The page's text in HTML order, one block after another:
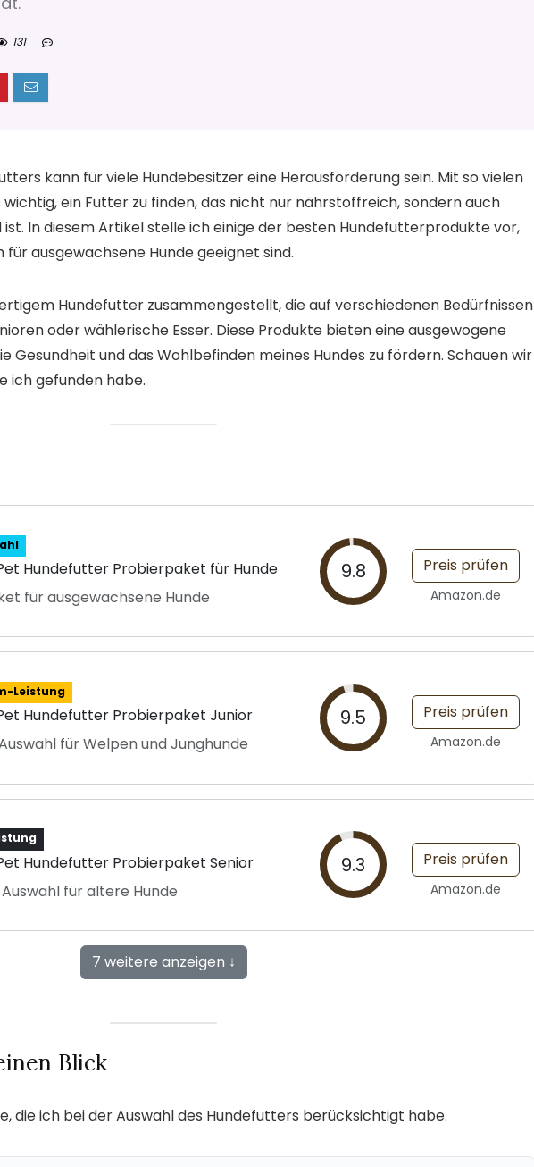
131
kann für viele Hundebesitzer eine Herausforderung sein. Mit so vielen
ein Futter zu finden, das nicht nur nährstoffreich, sondern auch
In diesem Artikel stelle ich einige der besten Hundefutterprodukte vor,
ausgewachsene Hunde geeignet sind.
Hundefutter zusammengestellt, die auf verschiedenen Bedürfnissen
oder wählerische Esser. Diese Produkte bieten eine ausgewogene
Gesundheit und das Wohlbefinden meines Hundes zu fördern. Schauen wir
ich gefunden habe.
Hundefutter Probierpaket für Hunde
für ausgewachsene Hunde
9.8 Preis prüfen
Amazon.de
Leistung
Hundefutter Probierpaket Junior
für Welpen und Junghunde
9.5 Preis prüfen
Amazon.de
Hundefutter Probierpaket Senior
für ältere Hunde
9.3 Preis prüfen
Amazon.de
7 weitere anzeigen ↓
Blick
die ich bei der Auswahl des Hundefutters berücksichtigt habe.